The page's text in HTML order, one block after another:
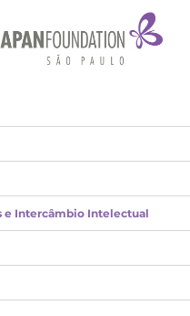
e Intercâmbio Intelectual